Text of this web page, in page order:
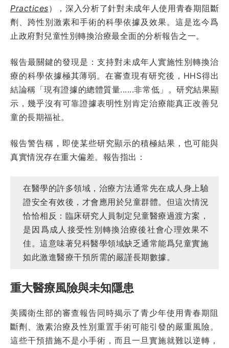
Practices），深入分析了針對未成年人使用青春期阻斷
劑、跨性別激素和手術的科學依據及效果。這是迄今爲
止政府對兒童性別轉換治療最全面的分析報告之一。
報告最關鍵的發現是：支持對未成年人實施性別轉換治
療的科學依據極其薄弱。在審查現有研究後，HHS得出
結論稱「現有證據的總體質量......非常低」。研究結果顯
示，幾乎沒有可靠證據表明性別肯定治療能真正改善兒
童的長期福祉。
報告警告稱，即使某些研究顯示的積極結果，也可能與
真實情況存在重大偏差。報告指出：
在醫學的許多領域，治療方法通常先在成人身上驗
證安全有效後，才會應用於兒童群體。但這次情況
恰恰相反：臨床研究人員制定兒童醫療過渡方案，
是因爲成人接受性別轉換治療後社會心理效果不
佳。這意味著兒科醫學領域缺乏通常能爲兒童實施
如此激進醫療干預所需的嚴謹長期數據。
重大醫療風險與未知隱患
美國衛生部的審查報告同時揭示了青少年使用青春期阻
斷劑、激素治療及性別重置手術可能引發的嚴重風險。
這些干預措施不是小手術，而且一旦實施就難以逆轉，